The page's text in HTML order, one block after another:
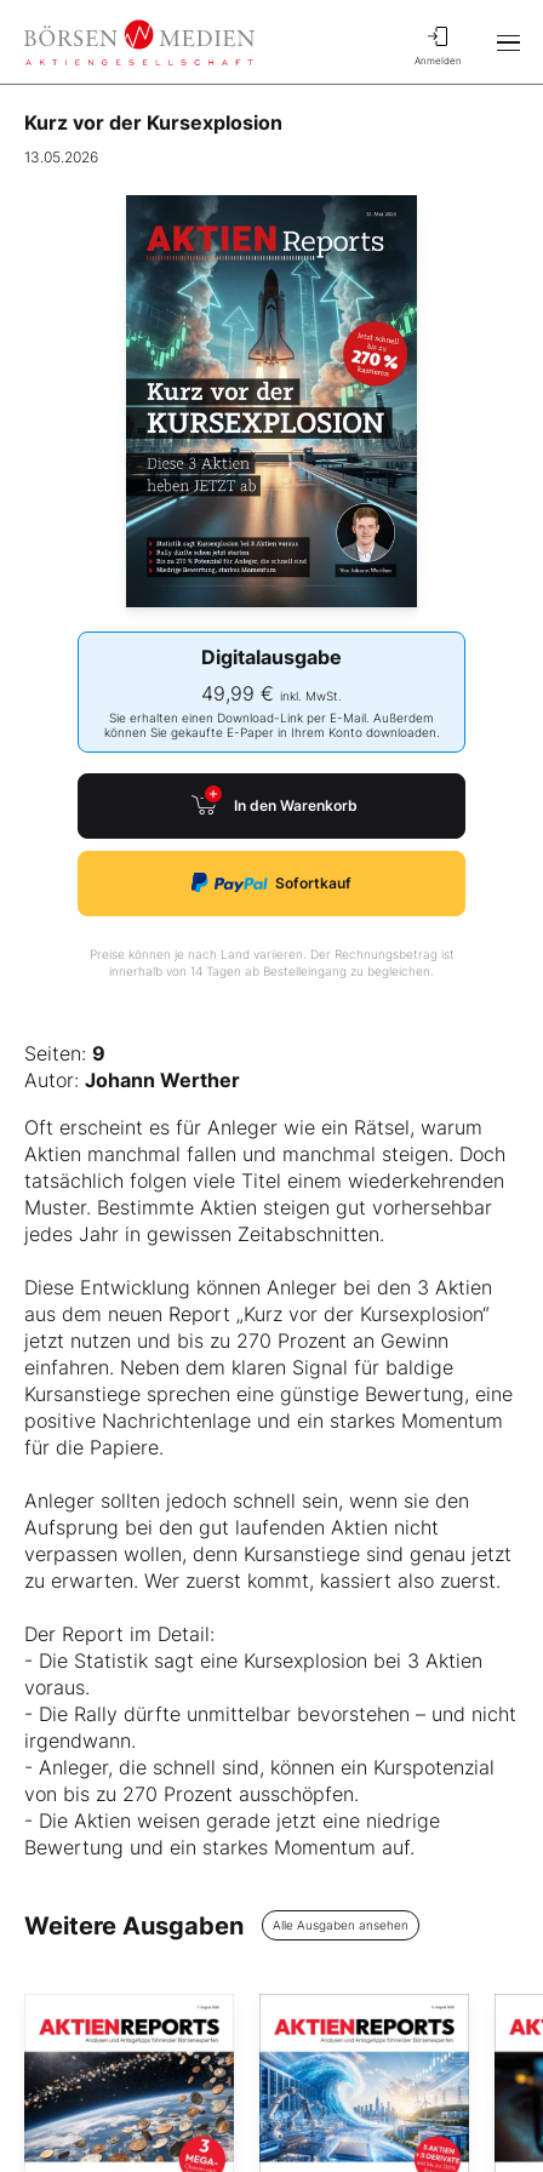
Anmelden
Kurz vor der Kursexplosion
13.05.2026
Digitalausgabe
49,99 € inkl. MwSt.
Sie erhalten einen Download-Link per E-Mail. Außerdem
können Sie gekaufte E-Paper in Ihrem Konto downloaden.
In den Warenkorb
Sofortkauf
Preise können je nach Land variieren. Der Rechnungsbetrag ist
innerhalb von 14 Tagen ab Bestelleingang zu begleichen.
Seiten: 9
Autor: Johann Werther
Oft erscheint es für Anleger wie ein Rätsel, warum
Aktien manchmal fallen und manchmal steigen. Doch
tatsächlich folgen viele Titel einem wiederkehrenden
Muster. Bestimmte Aktien steigen gut vorhersehbar
jedes Jahr in gewissen Zeitabschnitten.
Diese Entwicklung können Anleger bei den 3 Aktien
aus dem neuen Report „Kurz vor der Kursexplosion“
jetzt nutzen und bis zu 270 Prozent an Gewinn
einfahren. Neben dem klaren Signal für baldige
Kursanstiege sprechen eine günstige Bewertung, eine
positive Nachrichtenlage und ein starkes Momentum
für die Papiere.
Anleger sollten jedoch schnell sein, wenn sie den
Aufsprung bei den gut laufenden Aktien nicht
verpassen wollen, denn Kursanstiege sind genau jetzt
zu erwarten. Wer zuerst kommt, kassiert also zuerst.
Der Report im Detail:
- Die Statistik sagt eine Kursexplosion bei 3 Aktien
voraus.
- Die Rally dürfte unmittelbar bevorstehen – und nicht
irgendwann.
- Anleger, die schnell sind, können ein Kurspotenzial
von bis zu 270 Prozent ausschöpfen.
- Die Aktien weisen gerade jetzt eine niedrige
Bewertung und ein starkes Momentum auf.
Weitere Ausgaben Alle Ausgaben ansehen